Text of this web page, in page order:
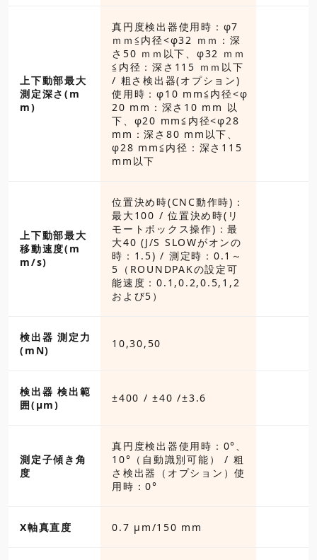
上下動部最大
測定深さ(m
m)
真円度検出器使用時：φ7
ｍｍ≦内径<φ32 ｍｍ：深
さ50 ｍｍ以下、φ32 ｍｍ
≦内径：深さ115 ｍｍ以下
/ 粗さ検出器(オプション)
使用時：φ10 mm≦内径<φ
20 mm：深さ10 mm 以
下、φ20 mm≦内径<φ28
mm：深さ80 mm以下、
φ28 mm≦内径：深さ115
mm以下
上下動部最大
移動速度(m
m/s)
位置決め時(CNC動作時)：
最大100 / 位置決め時(リ
モートボックス操作)：最
大40 (J/S SLOWがオンの
時：1.5) / 測定時：0.1～
5（ROUNDPAKの設定可
能速度：0.1,0.2,0.5,1,2
および5）
検出器 測定力
(mN)
10,30,50
検出器 検出範
囲(µm)
±400 / ±40 /±3.6
測定子傾き角
度
真円度検出器使用時：0°、
10°（自動識別可能） / 粗
さ検出器（オプション）使
用時：0°
X軸真直度 0.7 μm/150 mm